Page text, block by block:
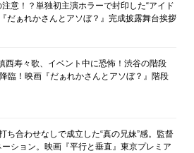
意！？単独初主演ホラーで封印した“アイド
だぁれかさんとアソぼ？』完成披露舞台挨拶
西寿々歌、イベント中に恐怖！渋谷の階段
臨！映画『だぁれかさんとアソぼ？』階段
ち合わせなしで成立した“真の兄妹”感。監督
ション。映画『平行と垂直』東京プレミア